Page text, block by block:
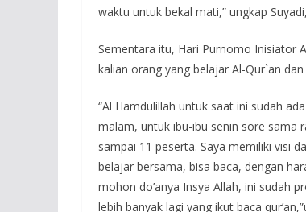
waktu untuk bekal mati,” ungkap
Sementara itu, Hari Purnomo Inisiator
kalian orang yang belajar Al-Qur`an
“Al Hamdulillah untuk saat ini sudah
malam, untuk ibu-ibu senin sore sama
sampai 11 peserta. Saya memiliki visi
belajar bersama, bisa baca, dengan
mohon do’anya Insya Allah, ini sudah
lebih banyak lagi yang ikut baca